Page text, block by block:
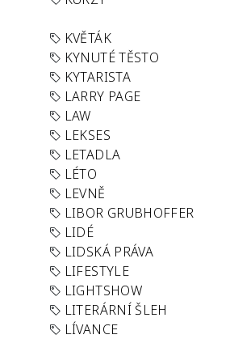
KVĚTÁK
KYNUTÉ TĚSTO
KYTARISTA
LARRY PAGE
LAW
LEKSES
LETADLA
LÉTO
LEVNĚ
LIBOR GRUBHOFFER
LIDÉ
LIDSKÁ PRÁVA
LIFESTYLE
LIGHTSHOW
LITERÁRNÍ ŠLEH
LÍVANCE